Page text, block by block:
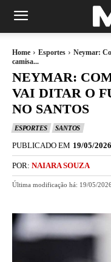
Home Esportes
Neymar:
camisa...
NEYMAR:
VAI DITAR O
NO SANTOS
ESPORTES SANTOS
PUBLICADO EM 19/05/
POR: NAIARA SOUZA
Última modificação há: 19/05/